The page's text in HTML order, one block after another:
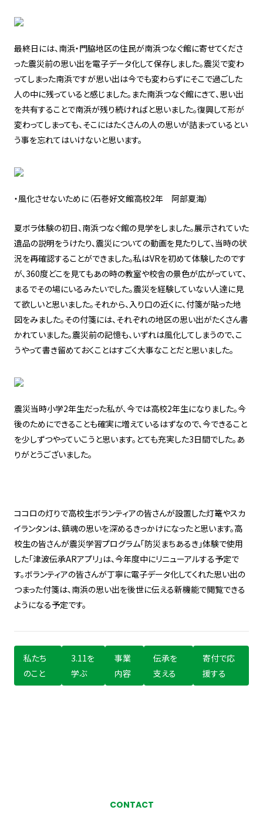
最終日には、南浜・門脇地区の住民が南浜つなぐ館に寄せてくださ
った震災前の思い出を電子データ化して保存しました。震災で変わ
ってしまった南浜ですが思い出は今でも変わらずにそこで過ごした
人の中に残っていると感じました。また南浜つなぐ館にきて、思い出
を共有することで南浜が残り続ければと思いました。復興して形が
変わってしまっても、そこにはたくさんの人の思いが詰まっているとい
う事を忘れてはいけないと思います。
・風化させないために（石巻好文館高校2年 阿部夏海）
夏ボラ体験の初日、南浜つなぐ館の見学をしました。展示されていた
遺品の説明をうけたり、震災についての動画を見たりして、当時の状
況を再確認することができました。私はVRを初めて体験したのです
が、360度どこを見てもあの時の教室や校舎の景色が広がっていて、
まるでその場にいるみたいでした。震災を経験していない人達に見
て欲しいと思いました。それから、入り口の近くに、付箋が貼った地
図をみました。その付箋には、それぞれの地区の思い出がたくさん書
かれていました。震災前の記憶も、いずれは風化してしまうので、こ
うやって書き留めておくことはすごく大事なことだと思いました。
震災当時小学2年生だった私が、今では高校2年生になりました。今
後のためにできることも確実に増えているはずなので、今できること
を少しずつやっていこうと思います。とても充実した3日間でした。あ
りがとうございました。
ココロの灯りで高校生ボランティアの皆さんが設置した灯篭やスカ
イランタンは、鎮魂の思いを深めるきっかけになったと思います。高
校生の皆さんが震災学習プログラム「防災まちあるき」体験で使用
した「津波伝承ARアプリ」は、今年度中にリニューアルする予定で
す。ボランティアの皆さんが丁寧に電子データ化してくれた思い出の
つまった付箋は、南浜の思い出を後世に伝える新機能で閲覧できる
ようになる予定です。
私たち
のこと
3.11を
学ぶ
事業
内容
伝承を
支える
寄付で応
援する
CONTACT